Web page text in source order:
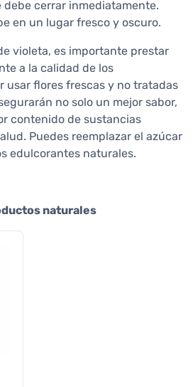
debe cerrar inmediatamente.
en un lugar fresco y oscuro.
violeta, es importante prestar
a la calidad de los
usar flores frescas y no tratadas
no solo un mejor sabor,
contenido de sustancias
Puedes reemplazar el azúcar
edulcorantes naturales.
naturales